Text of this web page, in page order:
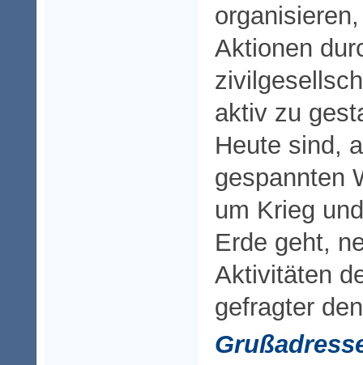
Aktionen
aktiv zu
Heute sind,
gespannten
um Krieg
Erde geht,
Aktivitäten
gefragter